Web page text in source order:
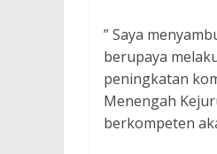
” Saya
berupaya
peningkatan
Menengah
berkompeten